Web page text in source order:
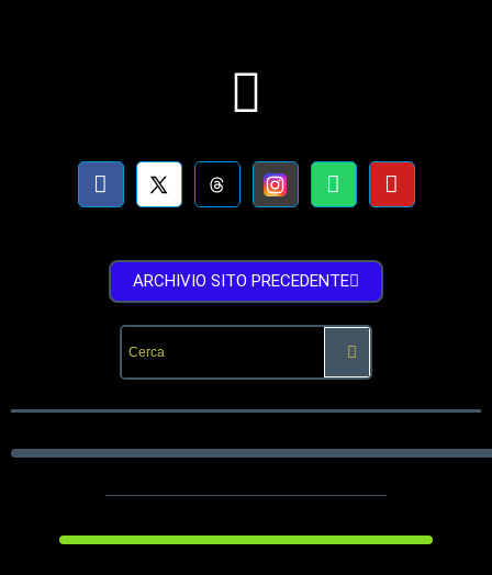
ARCHIVIO SITO PRECEDENTE